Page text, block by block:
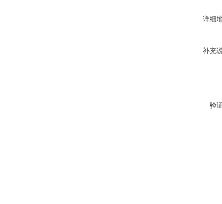
详细
补充
验